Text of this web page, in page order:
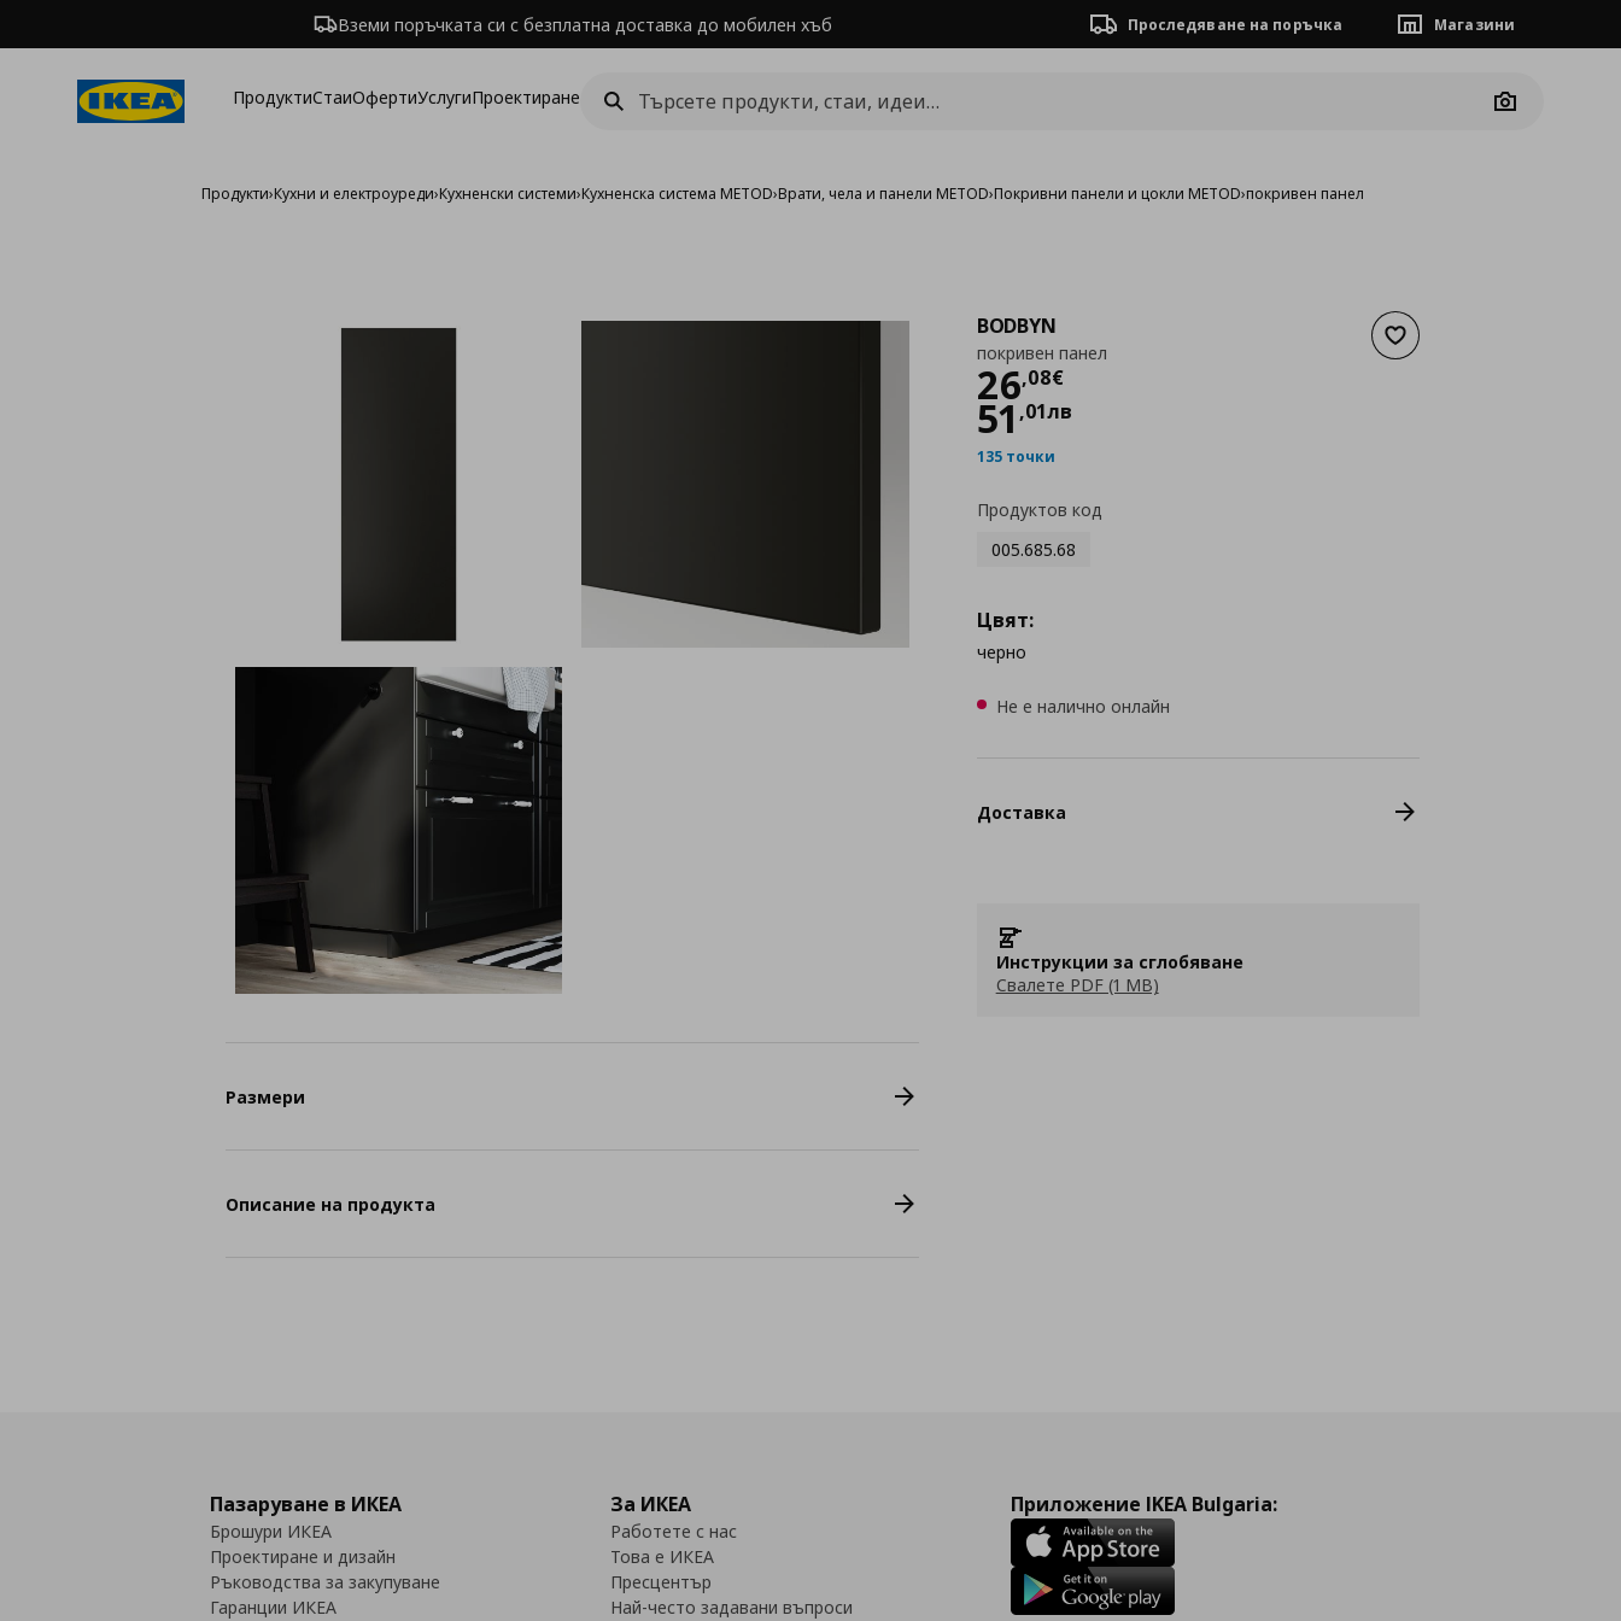
Вземи поръчката си с безплатна доставка до мобилен хъб Проследяване на поръчка Магазини
ПродуктиСтаиОфертиУслугиПроектиране
Camera
Продукти›Кухни и електроуреди›Кухненски системи›Кухненска система METOD›Врати, чела и панели METOD›Покривни панели и цокли METOD›покривен панел
Добави към списъка с
BODBYN
покривен панел
26,08€
Цена
51 ,01лв
135 точки
Продуктов код
005.685.68
Цвят:
черно
Не е налично онлайн
Доставка
Инструкции за сглобяване
Свалете PDF (1 MB)
Размери
Описание на продукта
Пазаруване в ИКЕА
Брошури ИКЕА
Проектиране и дизайн
Ръководства за закупуване
Гаранции ИКЕА
За ИКЕА
Работете с нас
Това е ИКЕА
Пресцентър
Най-често задавани въпроси
Приложение IKEA Bulgaria: